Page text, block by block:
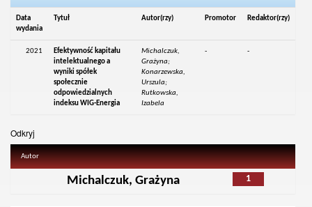
Data
wydania
Tytuł Autor(rzy) Promotor Redaktor(rzy)
2021
Efektywność kapitału
intelektualnego a
wyniki spółek
społecznie
odpowiedzialnych
indeksu WIG-Energia
Michalczuk,
Grażyna;
Konarzewska,
Urszula;
Rutkowska,
Izabela
- -
Odkryj
Autor
1
Michalczuk, Grażyna